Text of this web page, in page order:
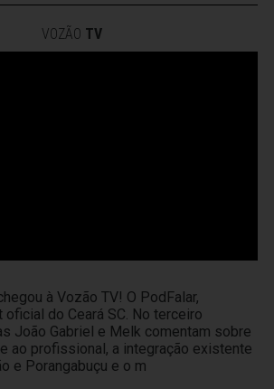
VOZÃO TV
à Vozão TV! O PodFalar,
do Ceará SC. No terceiro
João Gabriel e Melk comentam sobre
ao profissional, a integração existente
e Porangabuçu e o m